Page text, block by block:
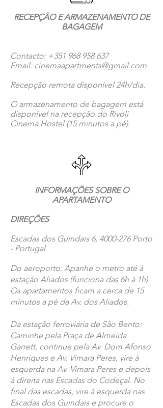
RECEPÇÃO E ARMAZENAMENTO DE
BAGAGEM
Contacto: +351 968 958 637
Email: cinemaapartments@gmail.com
Recepção remota disponível 24h/dia.
O armazenamento de bagagem está
disponível na recepção do Rivoli
Cinema Hostel (15 minutos a pé).
INFORMAÇÕES SOBRE O
APARTAMENTO
DIREÇÕES
Escadas dos Guindais 6, 4000-276Porto
- Portugal
Do aeroporto: Apanhe o metro até à
estação Aliados (funciona das 6h à 1h).
Os apartamentos ficam a cerca de 15
minutos a pé da Av. dos Aliados.
Da estação ferroviária de São Bento:
Caminhe pela Praça de Almeida
Garrett, continue pela Av. Dom Afonso
Henriques e Av. Vimara Peres, vire à
esquerda na Av. Vimara Peres e depois
à direita nas Escadas do Codeçal. No
final das escadas, vire à esquerda nas
Escadas dos Guindais e procure o